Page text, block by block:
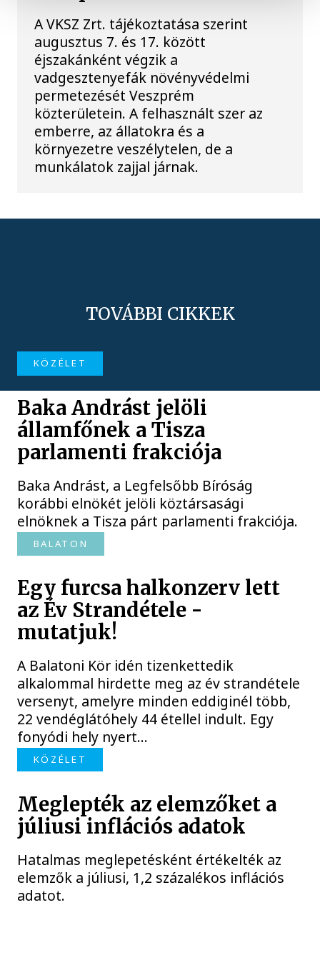
A VKSZ Zrt. tájékoztatása szerint
augusztus 7. és 17. között
éjszakánként végzik a
vadgesztenyefák növényvédelmi
permetezését Veszprém
közterületein. A felhasznált szer az
emberre, az állatokra és a
környezetre veszélytelen, de a
munkálatok zajjal járnak.
TOVÁBBI CIKKEK
KÖZÉLET
Baka Andrást jelöli
államfőnek a Tisza
parlamenti frakciója
Baka Andrást, a Legfelsőbb Bíróság
korábbi elnökét jelöli köztársasági
elnöknek a Tisza párt parlamenti frakciója.
BALATON
Egy furcsa halkonzerv lett
az Év Strandétele -
mutatjuk!
A Balatoni Kör idén tizenkettedik
alkalommal hirdette meg az év strandétele
versenyt, amelyre minden eddiginél több,
22 vendéglátóhely 44 étellel indult. Egy
fonyódi hely nyert...
KÖZÉLET
Meglepték az elemzőket a
júliusi inflációs adatok
Hatalmas meglepetésként értékelték az
elemzők a júliusi, 1,2 százalékos inflációs
adatot.